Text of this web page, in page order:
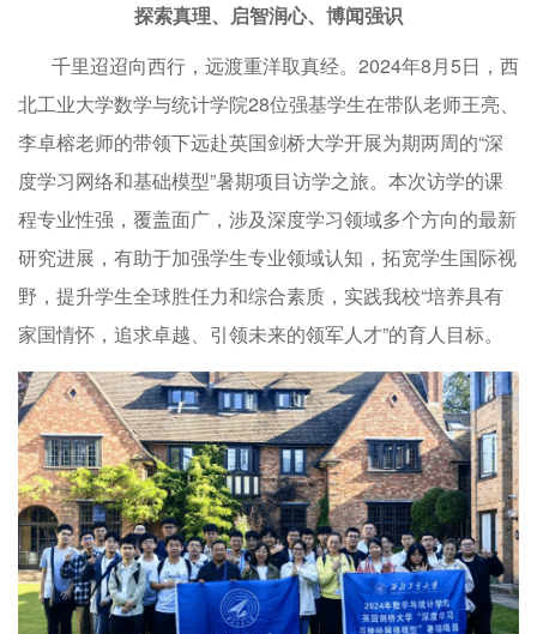
探索真理、启智润心、博闻强识
千里迢迢向西行，远渡重洋取真经。2024年8月5日，西
北工业大学数学与统计学院28位强基学生在带队老师王亮、
李卓榕老师的带领下远赴英国剑桥大学开展为期两周的“深
度学习网络和基础模型”暑期项目访学之旅。本次访学的课
程专业性强，覆盖面广，涉及深度学习领域多个方向的最新
研究进展，有助于加强学生专业领域认知，拓宽学生国际视
野，提升学生全球胜任力和综合素质，实践我校“培养具有
家国情怀，追求卓越、引领未来的领军人才”的育人目标。